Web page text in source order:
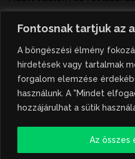
Fontosnak tartjuk az
A böngészési élmény
hirdetések vagy tartalmak
forgalom elemzése
használunk. A "Mindet
hozzájárulhat a sütik
Az összes
A szenttamás.rs magyar
megjelenő szerzői írások, a
tartalom a portált
Központ szellemi
tulajdont a nemzetközi és
jogosulatlan felhasználás
következményeket von
ismertetése, illetve
csak hivatkozással, illetve